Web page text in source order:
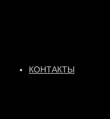
КОНТАКТЫ